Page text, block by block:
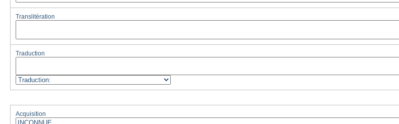
Translitération
Traduction
Acquisition